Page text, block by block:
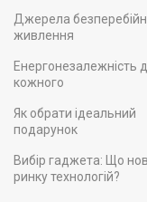
Джерела
живлення
Енергонезалежність
кожного
Як обрати ідеальний
подарунок
Вибір гаджета: Що
ринку технологій?